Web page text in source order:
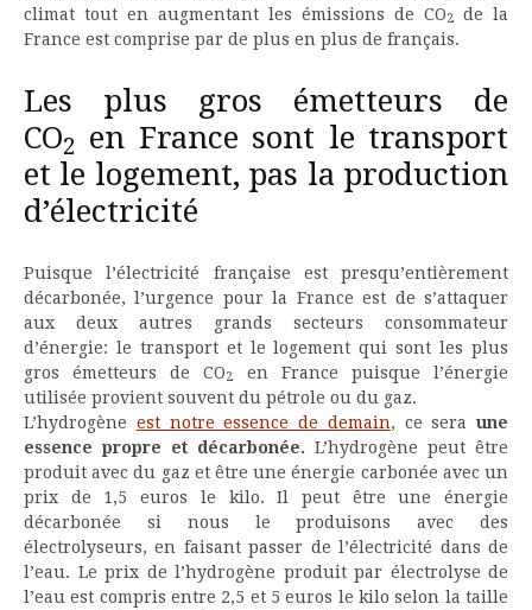
climat tout en augmentant les émissions de CO2
de la
France est comprise par de plus en plus de français.
Les plus gros émetteurs de
CO2
en France sont le transport
et le logement, pas la production
d’électricité
Puisque l’électricité française est presqu’entièrement
décarbonée, l’urgence pour la France est de s’attaquer
aux deux autres grands secteurs consommateur
d’énergie: le transport et le logement qui sont les plus
gros émetteurs de CO2
en France puisque l’énergie
utilisée provient souvent du pétrole ou du gaz.
L’hydrogène est notre essence de demain, ce sera une
essence propre et décarbonée. L’hydrogène peut être
produit avec du gaz et être une énergie carbonée avec un
prix de 1,5 euros le kilo. Il peut être une énergie
décarbonée si nous le produisons avec des
électrolyseurs, en faisant passer de l’électricité dans de
l’eau. Le prix de l’hydrogène produit par électrolyse de
l’eau est compris entre 2,5 et 5 euros le kilo selon la taille